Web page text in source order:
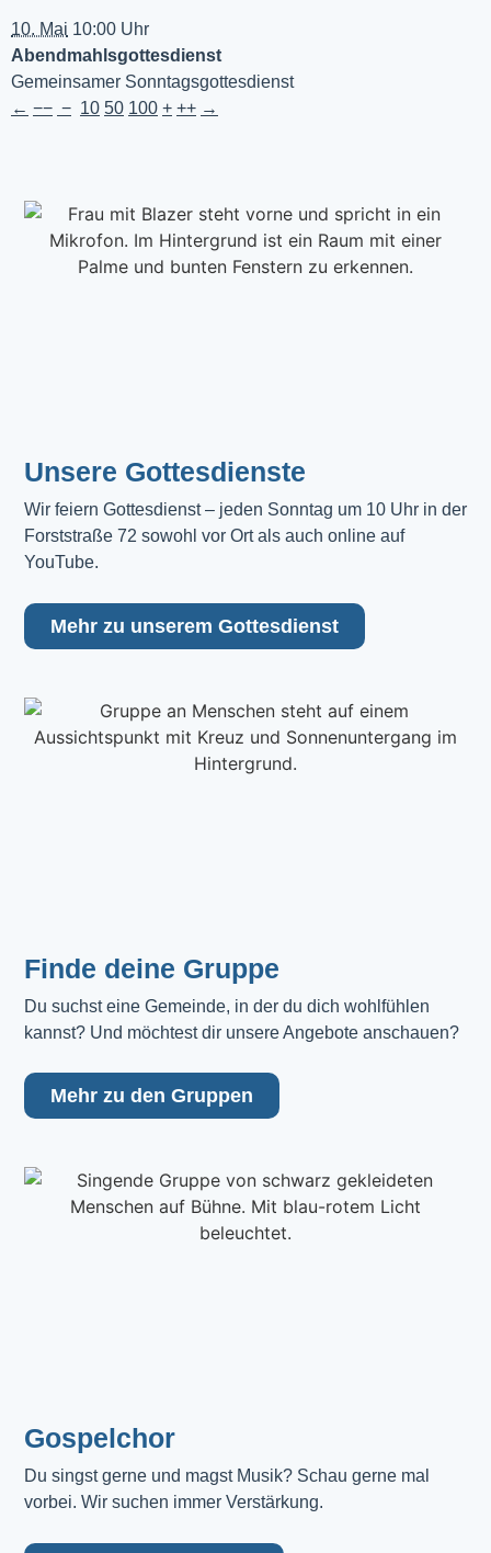
10. Mai 10:00 Uhr
Abendmahlsgottesdienst
Gemeinsamer Sonntagsgottesdienst
← −− − 10 50 100 + ++ →
Unsere Gottesdienste
Wir feiern Gottesdienst – jeden Sonntag um 10 Uhr in der
Forststraße 72 sowohl vor Ort als auch online auf
YouTube.
Mehr zu unserem Gottesdienst
Finde deine Gruppe
Du suchst eine Gemeinde, in der du dich wohlfühlen
kannst? Und möchtest dir unsere Angebote anschauen?
Mehr zu den Gruppen
Gospelchor
Du singst gerne und magst Musik? Schau gerne mal
vorbei. Wir suchen immer Verstärkung.